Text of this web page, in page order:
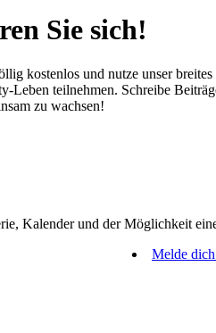
Sie sich!
kostenlos und nutze unser
teilnehmen. Schreibe
zu wachsen!
Kalender und der Möglichkeit
Melde